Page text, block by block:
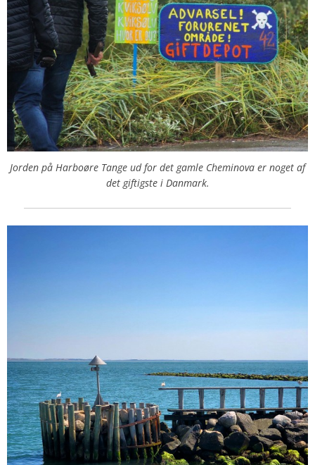
Jorden på Harboøre Tange ud for det gamle Cheminova er noget af
det giftigste i Danmark.